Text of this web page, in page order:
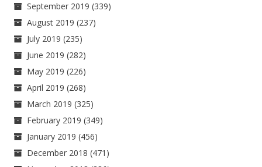
September 2019 (339)
August 2019 (237)
July 2019 (235)
June 2019 (282)
May 2019 (226)
April 2019 (268)
March 2019 (325)
February 2019 (349)
January 2019 (456)
December 2018 (471)